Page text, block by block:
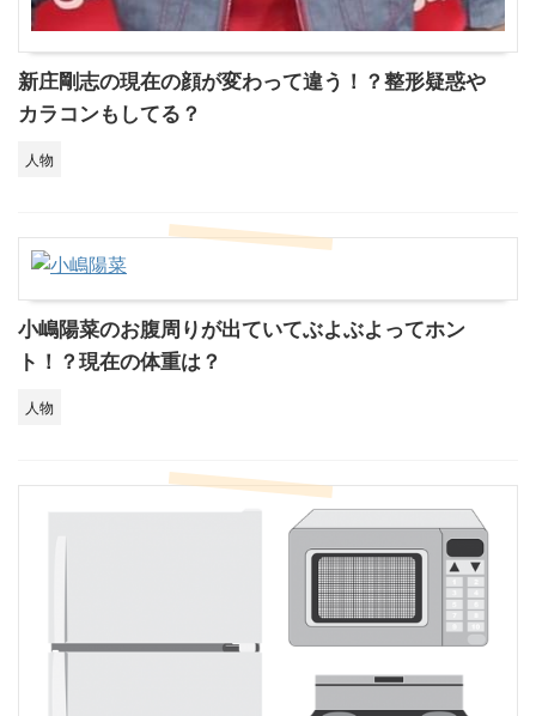
新庄剛志の現在の顔が変わって違う！？整形疑惑や
カラコンもしてる？
人物
小嶋陽菜のお腹周りが出ていてぶよぶよってホン
ト！？現在の体重は？
人物